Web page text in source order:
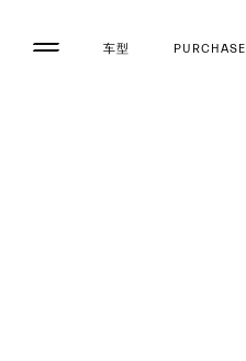
车型 PURCHASE